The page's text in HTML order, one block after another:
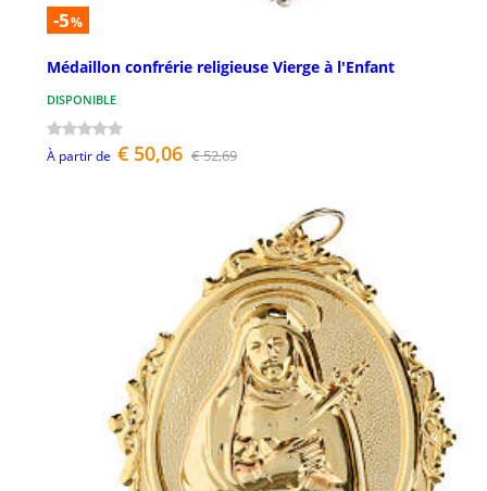
-5%
Médaillon confrérie religieuse Vierge à l'Enfant
DISPONIBLE
À partir de € 50,06 € 52,69